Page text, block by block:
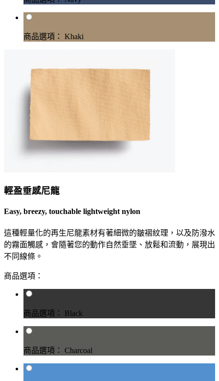
商品選項： Khaki
輕盈垂感尼龍
Easy, breezy, touchable lightweight nylon
這種輕量化的再生尼龍素材有著細微的皺褶紋理，以及防潑水
的霧面觸感，會隨著您的動作自然垂墜、放鬆和流動，展現出
不同線條。
商品選項：
商品選項： Black
商品選項： Charcoal